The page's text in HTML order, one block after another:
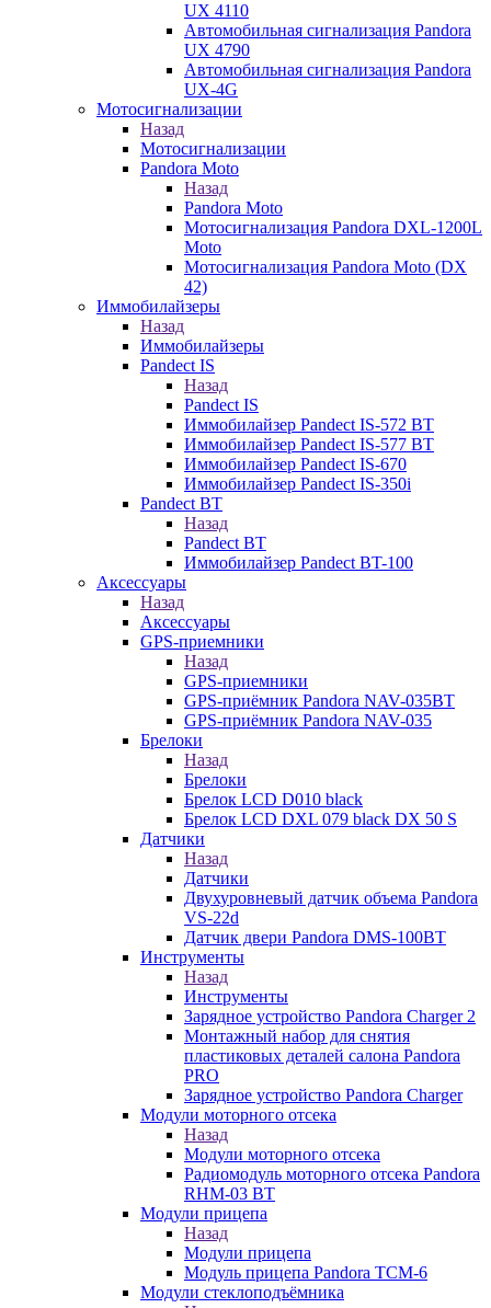
UX 4110
Автомобильная сигнализация Pandora
UX 4790
Автомобильная сигнализация Pandora
UX-4G
Мотосигнализации
Назад
Мотосигнализации
Pandora Moto
Назад
Pandora Moto
Мотосигнализация Pandora DXL-1200L
Moto
Мотосигнализация Pandora Moto (DX
42)
Иммобилайзеры
Назад
Иммобилайзеры
Pandect IS
Назад
Pandect IS
Иммобилайзер Pandect IS-572 BT
Иммобилайзер Pandect IS-577 BT
Иммобилайзер Pandect IS-670
Иммобилайзер Pandect IS-350i
Pandect BT
Назад
Pandect BT
Иммобилайзер Pandect BT-100
Аксессуары
Назад
Аксессуары
GPS-приемники
Назад
GPS-приемники
GPS-приёмник Pandora NAV-035BT
GPS-приёмник Pandora NAV-035
Брелоки
Назад
Брелоки
Брелок LCD D010 black
Брелок LCD DXL 079 black DX 50 S
Датчики
Назад
Датчики
Двухуровневый датчик объема Pandora
VS-22d
Датчик двери Pandora DMS-100BT
Инструменты
Назад
Инструменты
Зарядное устройство Pandora Charger 2
Монтажный набор для снятия
пластиковых деталей салона Pandora
PRO
Зарядное устройство Pandora Charger
Модули моторного отсека
Назад
Модули моторного отсека
Радиомодуль моторного отсека Pandora
RHM-03 BT
Модули прицепа
Назад
Модули прицепа
Модуль прицепа Pandora TCM-6
Модули стеклоподъёмника